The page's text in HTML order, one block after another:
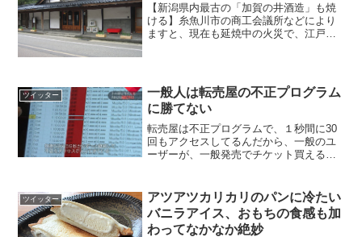
【新潟県内最古の「加賀の井酒造」も焼
ける】糸魚川市の商工会議所などにより
ますと、現在も延焼中の火災で、江戸時
ツイッター
一般人は転売屋の不正プログラム
に勝てない
転売屋は不正プログラムで、１秒間に30
回もアクセスしてるんだから、一般のユ
ーザーが、一般発売でチケット買えるわ
LOVEMETAL@BABYMETAL (...
ツイッター
アツアツカリカリのパンに冷たい
バニラアイス、おもちの食感も加
わってなかなか絶妙